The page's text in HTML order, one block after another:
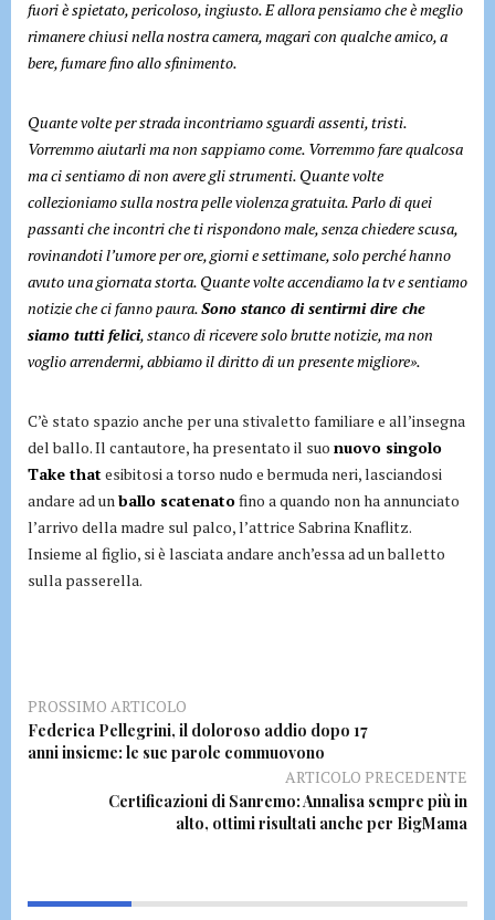
fuori è spietato, pericoloso, ingiusto. E allora pensiamo che è meglio
rimanere chiusi nella nostra camera, magari con qualche amico, a
bere, fumare fino allo sfinimento.
Quante volte per strada incontriamo sguardi assenti, tristi.
Vorremmo aiutarli ma non sappiamo come. Vorremmo fare qualcosa
ma ci sentiamo di non avere gli strumenti. Quante volte
collezioniamo sulla nostra pelle violenza gratuita. Parlo di quei
passanti che incontri che ti rispondono male, senza chiedere scusa,
rovinandoti l’umore per ore, giorni e settimane, solo perché hanno
avuto una giornata storta. Quante volte accendiamo la tv e sentiamo
notizie che ci fanno paura.Sono stanco di sentirmi dire che
siamo tutti felici, stanco di ricevere solo brutte notizie, ma non
voglio arrendermi, abbiamo il diritto di un presente migliore».
C’è stato spazio anche per una stivaletto familiare e all’insegna
del ballo. Il cantautore, ha presentato il suo nuovo singolo
Take that esibitosi a torso nudo e bermuda neri, lasciandosi
andare ad un ballo scatenatofino a quando non ha annunciato
l’arrivo della madre sul palco, l’attrice Sabrina Knaflitz.
Insieme al figlio, si è lasciata andare anch’essa ad un balletto
sulla passerella.
PROSSIMO ARTICOLO
Federica Pellegrini, il doloroso addio dopo 17
anni insieme: le sue parole commuovono
ARTICOLO PRECEDENTE
Certificazioni di Sanremo: Annalisa sempre più in
alto, ottimi risultati anche per BigMama